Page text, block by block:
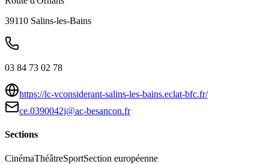
39110 Salins-les-Bains
03 84 73 02 78
https://lc-vconsiderant-salins-les-bains.eclat-bfc.fr/
ce.0390042j@ac-besancon.fr
Sections
CinémaThéâtreSportSection européenne